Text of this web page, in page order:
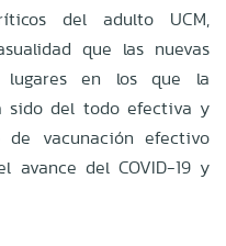
del adulto UCM,
que las nuevas
lugares en los que la
sido del todo efectiva y
vacunación efectivo
avance del COVID-19 y